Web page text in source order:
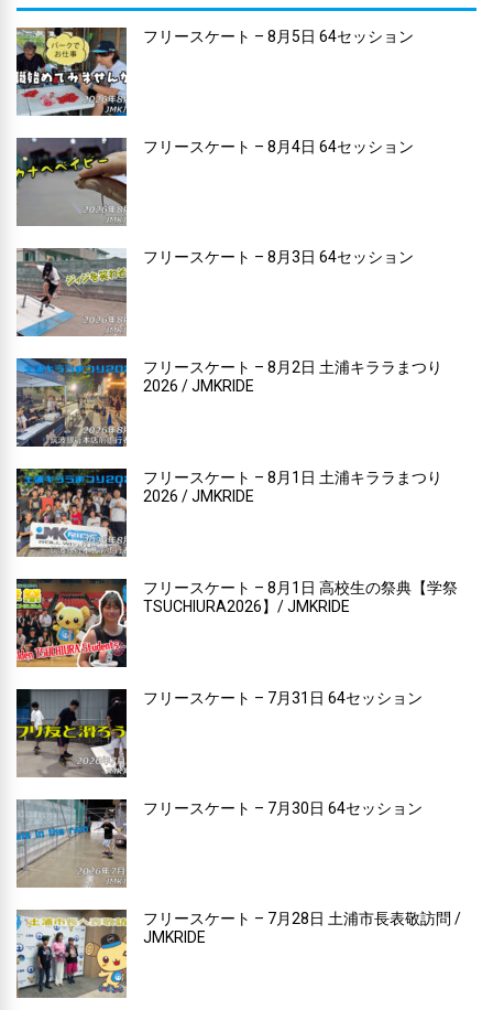
フリースケート – 8月5日 64セッション
フリースケート – 8月4日 64セッション
フリースケート – 8月3日 64セッション
フリースケート – 8月2日 土浦キララまつり
2026 / JMKRIDE
フリースケート – 8月1日 土浦キララまつり
2026 / JMKRIDE
フリースケート – 8月1日 高校生の祭典【学祭
TSUCHIURA2026】/ JMKRIDE
フリースケート – 7月31日 64セッション
フリースケート – 7月30日 64セッション
フリースケート – 7月28日 土浦市長表敬訪問 /
JMKRIDE